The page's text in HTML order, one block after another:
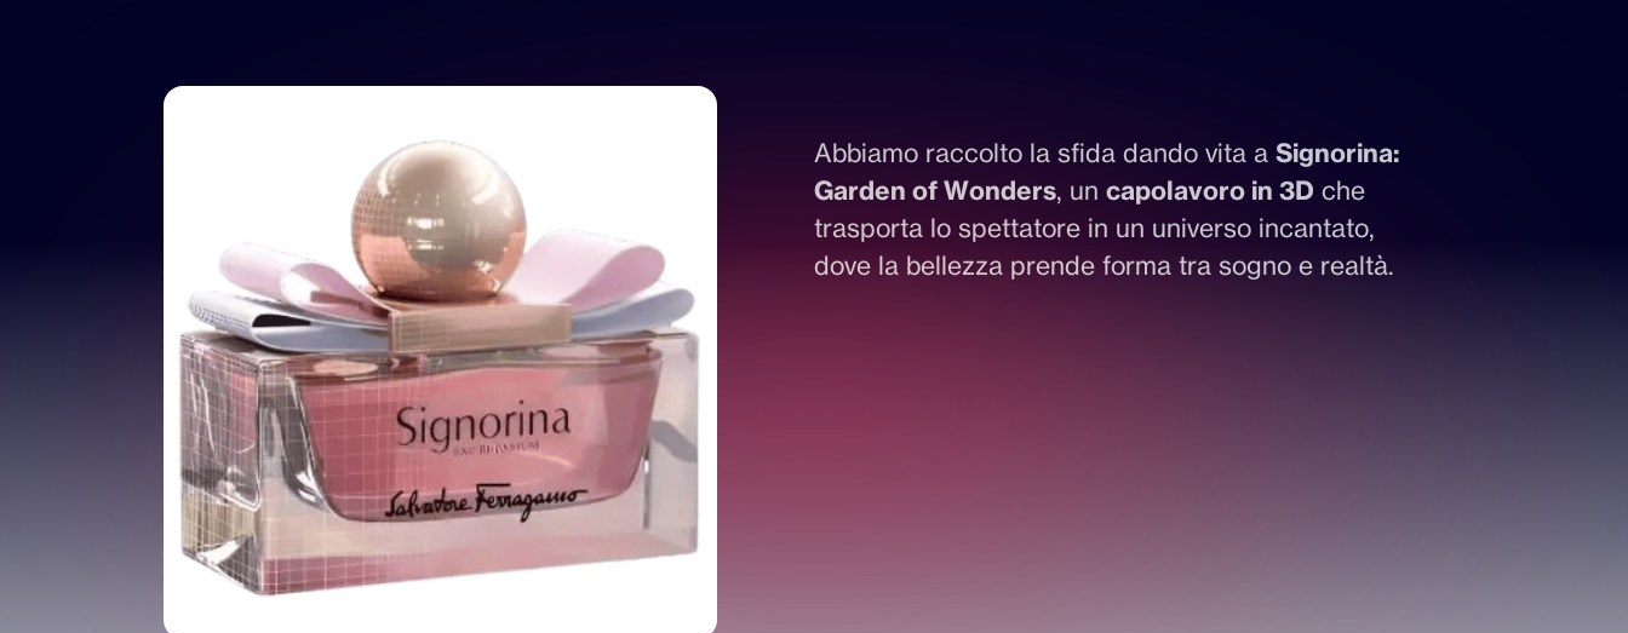
Abbiamo raccolto la sfida dando vita a Signorina:
Garden of Wonders, un capolavoro in 3D che
trasporta lo spettatore in un universo incantato,
dove la bellezza prende forma tra sogno e realtà.